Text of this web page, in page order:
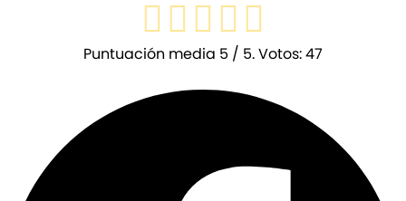
Puntuación media 5 / 5. Votos:47